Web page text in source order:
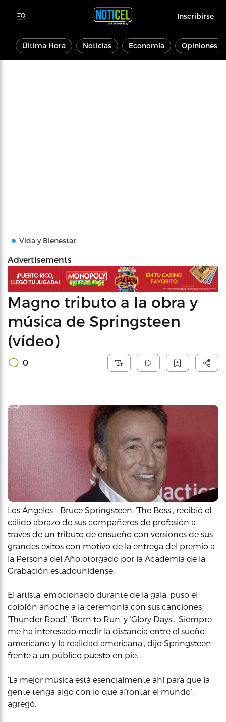
Inscribirse
Última Hora Noticias Economía Opiniones
Vida y Bienestar
Advertisements
Magno tributo a la obra y
música de Springsteen
(vídeo)
0
Los Ángeles – Bruce Springsteen, ‘The Boss’, recibió el
cálido abrazo de sus compañeros de profesión a
traves de un tributo de ensueño con versiones de sus
grandes exitos con motivo de la entrega del premio a
la Persona del Año otorgado por la Academia de la
Grabación estadounidense.
El artista, emocionado durante de la gala, puso el
colofón anoche a la ceremonia con sus canciones
‘Thunder Road’, ‘Born to Run’ y ‘Glory Days’. ‘Siempre
me ha interesado medir la distancia entre el sueño
americano y la realidad americana’, dijo Springsteen
frente a un público puesto en pie.
‘La mejor música está esencialmente ahí para que la
gente tenga algo con lo que afrontar el mundo’,
agregó.